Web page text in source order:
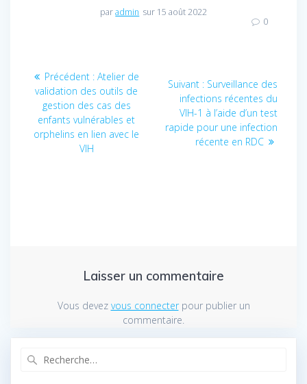
paradmin sur 15 août 2022
0
Navigation
l’article
Précédent : Article
précédent
:
Atelier de
validation des outils de
gestion des cas des
enfants vulnérables et
orphelins en lien avec le
VIH
Suivant : Article
suivant
:
Surveillance des
infections récentes du
VIH-1 à l’aide d’un test
rapide pour une infection
récente en RDC
Laisser un commentaire
Vous devez vous connecterpour publier un
commentaire.